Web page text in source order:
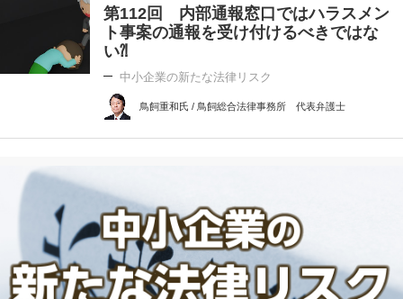
第112回 内部通報窓口ではハラスメン
ト事案の通報を受け付けるべきではな
い⁈
中小企業の新たな法律リスク
鳥飼重和氏 / 鳥飼総合法律事務所 代表弁護士